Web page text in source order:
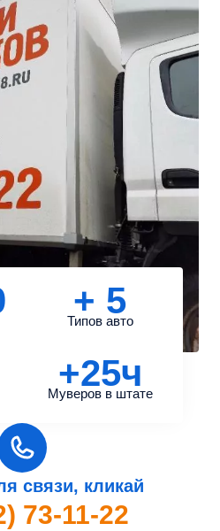
+ 5
Типов авто
+25ч
Муверов в штате
связи, кликай
73-11-22